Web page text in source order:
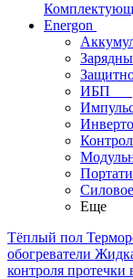
Energon
ИБП
Еще
Тёплый пол
обогреватели
контроля протечки